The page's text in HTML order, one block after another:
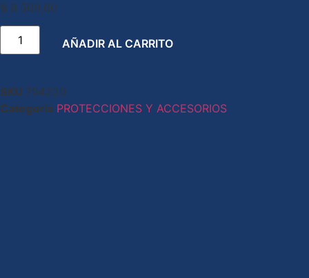
$ 8.509,60
AÑADIR AL CARRITO
SKU 704220
Categoría PROTECCIONES Y ACCESORIOS